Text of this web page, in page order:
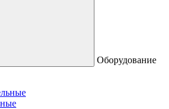
Оборудование